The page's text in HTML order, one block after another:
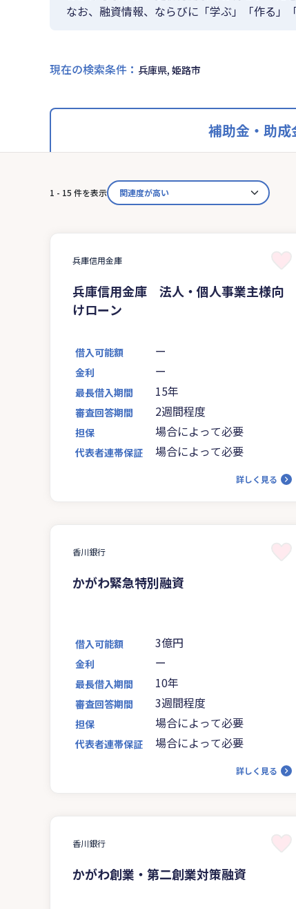
なお、融資情報、ならびに「学ぶ」「作る」
現在の検索条件 ： 兵庫県, 姫路市
補助金・助成
1 - 15 件を表示
兵庫信用金庫
兵庫信用金庫 法人・個人事業主様向
けローン
借入可能額 ー
金利 ー
最長借入期間 15年
審査回答期間 2週間程度
担保 場合によって必要
代表者連帯保証 場合によって必要
詳しく見る
香川銀行
かがわ緊急特別融資
借入可能額 3億円
金利 ー
最長借入期間 10年
審査回答期間 3週間程度
担保 場合によって必要
代表者連帯保証 場合によって必要
詳しく見る
香川銀行
かがわ創業・第二創業対策融資